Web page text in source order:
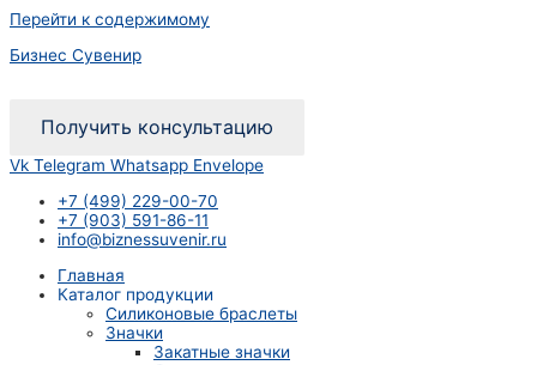
Перейти к содержимому
Бизнес Сувенир
Получить консультацию
Vk Telegram Whatsapp Envelope
+7 (499) 229-00-70
+7 (903) 591-86-11
info@biznessuvenir.ru
Главная
Каталог продукции
Силиконовые браслеты
Значки
Закатные значки